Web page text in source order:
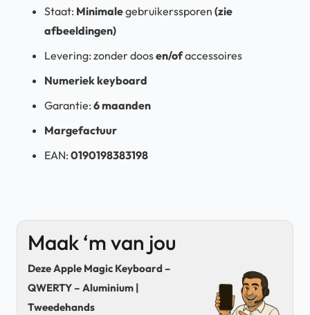
Staat: Minimalegebruikerssporen (zie
afbeeldingen)
Levering: zonder doosen/ofaccessoires
Numeriek keyboard
Garantie: 6 maanden
Margefactuur
EAN: 0190198383198
Maak ‘m van jou
Deze Apple Magic Keyboard –
QWERTY – Aluminium |
Tweedehands